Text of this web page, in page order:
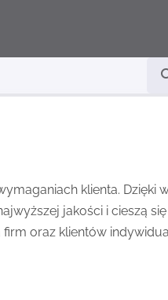
klienta. Dzięki
jakości i cieszą
oraz klientów